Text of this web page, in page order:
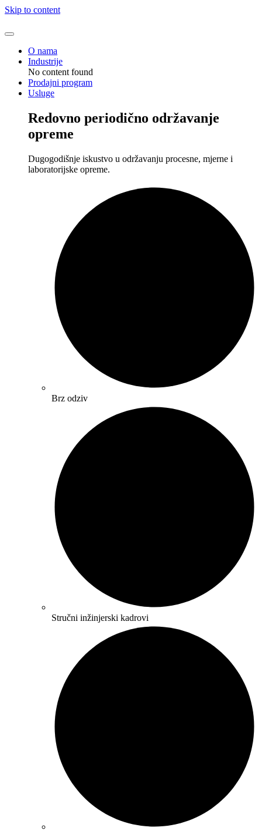
Skip to content
O nama
Industrije
No content found
Prodajni program
Usluge
Redovno periodično održavanje
opreme
Dugogodišnje iskustvo u održavanju procesne, mjerne i
laboratorijske opreme.
Brz odziv
Stručni inžinjerski kadrovi